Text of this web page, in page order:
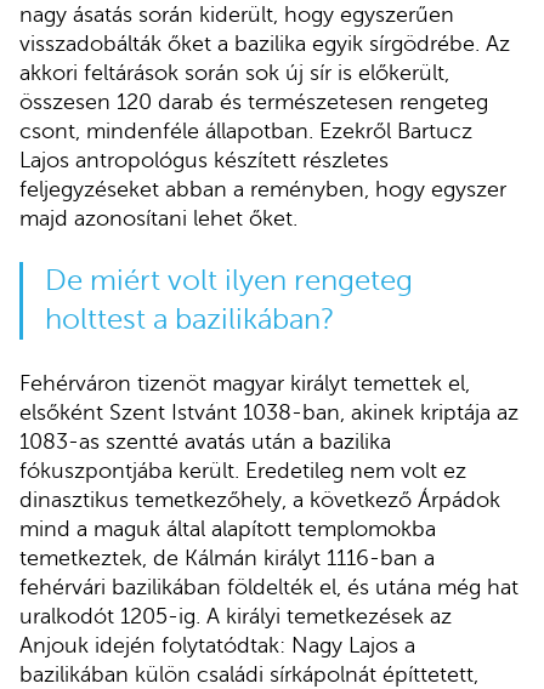
nagy ásatás során kiderült, hogy egyszerűen
visszadobálták őket a bazilika egyik sírgödrébe. Az
akkori feltárások során sok új sír is előkerült,
összesen 120 darab és természetesen rengeteg
csont, mindenféle állapotban. Ezekről Bartucz
Lajos antropológus készített részletes
feljegyzéseket abban a reményben, hogy egyszer
majd azonosítani lehet őket.
De miért volt ilyen rengeteg
holttest a bazilikában?
Fehérváron tizenöt magyar királyt temettek el,
elsőként Szent Istvánt 1038-ban, akinek kriptája az
1083-as szentté avatás után a bazilika
fókuszpontjába került. Eredetileg nem volt ez
dinasztikus temetkezőhely, a következő Árpádok
mind a maguk által alapított templomokba
temetkeztek, de Kálmán királyt 1116-ban a
fehérvári bazilikában földelték el, és utána még hat
uralkodót 1205-ig. A királyi temetkezések az
Anjouk idején folytatódtak: Nagy Lajos a
bazilikában külön családi sírkápolnát építtetett,